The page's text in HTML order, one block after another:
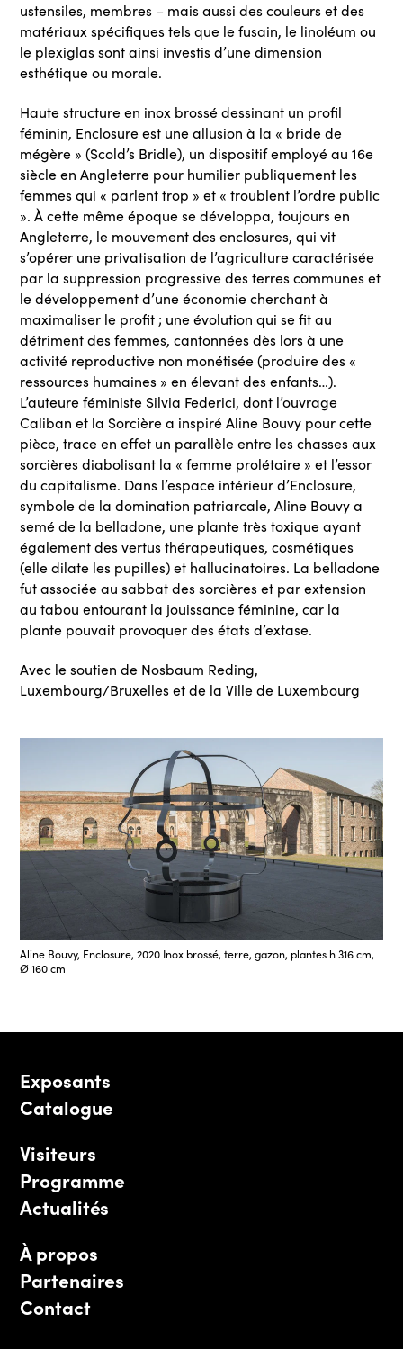
ustensiles, membres – mais aussi des couleurs et des
matériaux spécifiques tels que le fusain, le linoléum ou
le plexiglas sont ainsi investis d’une dimension
esthétique ou morale.
Haute structure en inox brossé dessinant un profil
féminin, Enclosure est une allusion à la « bride de
mégère » (Scold’s Bridle), un dispositif employé au 16e
siècle en Angleterre pour humilier publiquement les
femmes qui « parlent trop » et « troublent l’ordre public
». À cette même époque se développa, toujours en
Angleterre, le mouvement des enclosures, qui vit
s’opérer une privatisation de l’agriculture caractérisée
par la suppression progressive des terres communes et
le développement d’une économie cherchant à
maximaliser le profit ; une évolution qui se fit au
détriment des femmes, cantonnées dès lors à une
activité reproductive non monétisée (produire des «
ressources humaines » en élevant des enfants…).
L’auteure féministe Silvia Federici, dont l’ouvrage
Caliban et la Sorcière a inspiré Aline Bouvy pour cette
pièce, trace en effet un parallèle entre les chasses aux
sorcières diabolisant la « femme prolétaire » et l’essor
du capitalisme. Dans l’espace intérieur d’Enclosure,
symbole de la domination patriarcale, Aline Bouvy a
semé de la belladone, une plante très toxique ayant
également des vertus thérapeutiques, cosmétiques
(elle dilate les pupilles) et hallucinatoires. La belladone
fut associée au sabbat des sorcières et par extension
au tabou entourant la jouissance féminine, car la
plante pouvait provoquer des états d’extase.
Avec le soutien de Nosbaum Reding,
Luxembourg/Bruxelles et de la Ville de Luxembourg
Aline Bouvy, Enclosure, 2020 Inox brossé, terre, gazon, plantes h 316 cm,
Ø 160 cm
Exposants
Catalogue
Visiteurs
Programme
Actualités
À propos
Partenaires
Contact